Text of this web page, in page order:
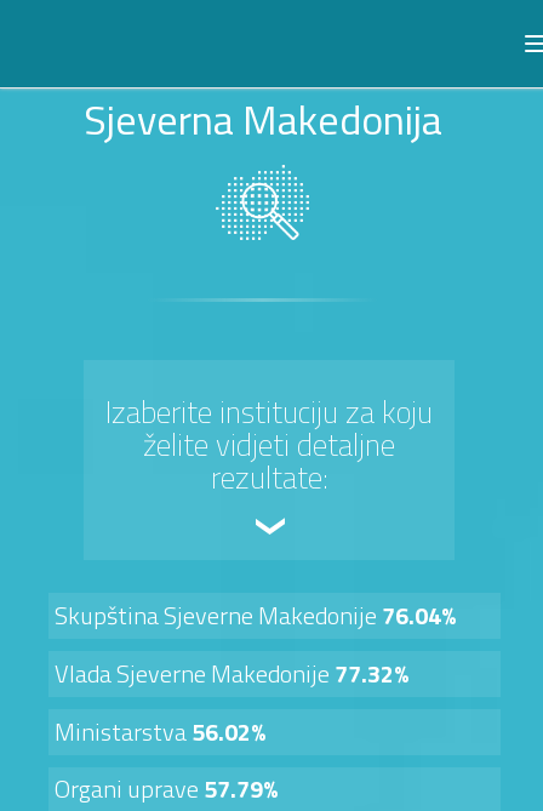
Sjeverna Makedonija
Izaberite instituciju za koju
želite vidjeti detaljne
rezultate:
Skupština Sjeverne Makedonije76.04%
Vlada Sjeverne Makedonije77.32%
Ministarstva56.02%
Organi uprave57.79%